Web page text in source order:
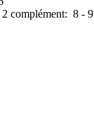
2 complément: 8 - 9